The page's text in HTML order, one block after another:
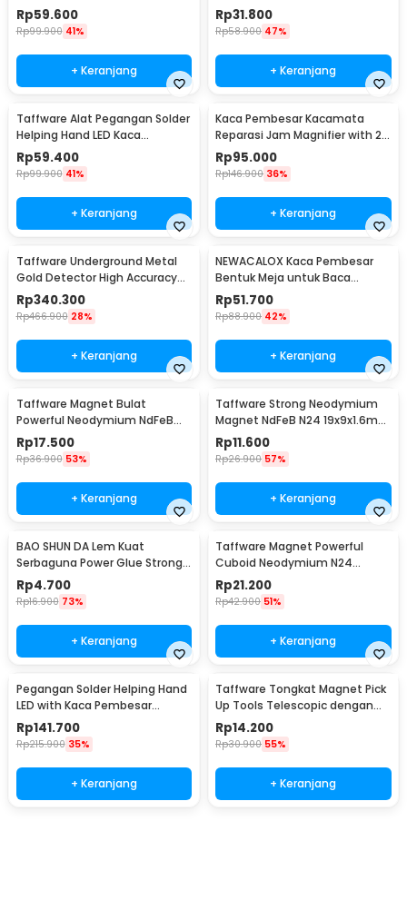
Units 0.01g 500g - UF200H
Rp59.600
Rp99.900 41%
+ Keranjang
Units 0.01g 200g - MH-200
Rp31.800
Rp58.900 47%
+ Keranjang
Taffware Alat Pegangan Solder
Helping Hand LED Kaca
Pembesar 3.5X - TE-801
Rp59.400
Rp99.900 41%
+ Keranjang
Kaca Pembesar Kacamata
Reparasi Jam Magnifier with 2
LED 5 Lens 3.5X - 9892B2
Rp95.000
Rp146.900 36%
+ Keranjang
Taffware Underground Metal
Gold Detector High Accuracy
Waterproof - MD-4030
Rp340.300
Rp466.900 28%
+ Keranjang
NEWACALOX Kaca Pembesar
Bentuk Meja untuk Baca
Magnifier with 4 LED 3X - HL-A4
Rp51.700
Rp88.900 42%
+ Keranjang
Taffware Magnet Bulat
Powerful Neodymium NdFeB
N25 5x1.5mm 100 PCS
Rp17.500
Rp36.900 53%
+ Keranjang
Taffware Strong Neodymium
Magnet NdFeB N24 19x9x1.6mm
10 PCS - MAG1
Rp11.600
Rp26.900 57%
+ Keranjang
BAO SHUN DA Lem Kuat
Serbaguna Power Glue Strong
Adhesive 15ml - B-7000
Rp4.700
Rp16.900 73%
+ Keranjang
Taffware Magnet Powerful
Cuboid Neodymium N24
29x9mm 10 PCS - MG10
Rp21.200
Rp42.900 51%
+ Keranjang
Pegangan Solder Helping Hand
LED with Kaca Pembesar
Magnifier 3X/4.5X - TH-7023
Rp141.700
Rp215.900 35%
+ Keranjang
Taffware Tongkat Magnet Pick
Up Tools Telescopic dengan
Lampu LED - GJ0347
Rp14.200
Rp30.900 55%
+ Keranjang